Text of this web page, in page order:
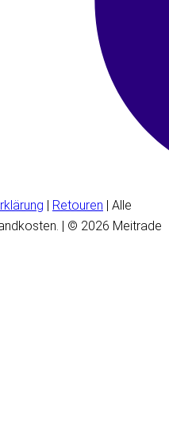
Retouren | Alle
| © 2026 Meitrade